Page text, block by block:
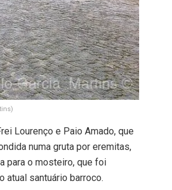
Lourenço e Paio Amado, que
numa gruta por eremitas,
para o mosteiro, que foi
atual santuário barroco.